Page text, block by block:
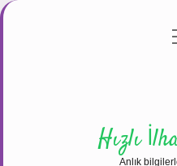
Gizlilik
Hızlı
Anlık